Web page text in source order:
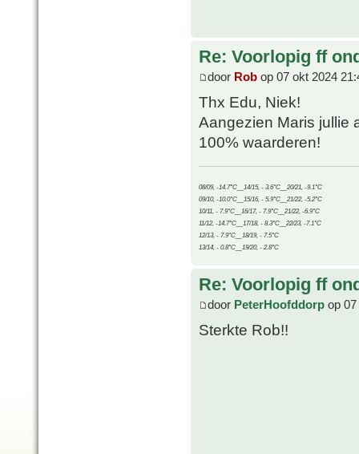
Re: Voorlopig ff
door Rob op 07 okt 2024
Thx Edu, Niek!
Aangezien Maris jullie
100% waarderen!
08/09, -14.7°C__14/15, - 3.6°C__20/21, -9.1°C
09/10, -10.0°C__15/16, - 5.9°C__21/22, -5.2°C
10/11, - 7.9°C__16/17, - 7.9°C__21/22, -6.9°C
11/12, -14.7°C__17/18, - 8.3°C__22/23, -7.1°C
12/13, - 7.9°C__18/19, - 7.5°C
13/14, - 0.8°C__19/20, - 2.8°C
Re: Voorlopig ff
door PeterHoofddorp op
Sterkte Rob!!